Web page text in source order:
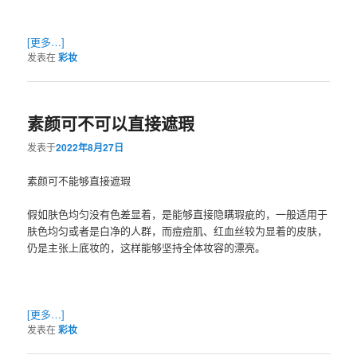
[更多…]
发表在彩妆
素颜可不可以直接遮瑕
发表于2022年8月27日
素颜可不能够直接遮瑕
假如肤色均匀没有色差显着，是能够直接隐瞒瑕疵的，一般适用于
肤色均匀或者是白净的人群，而痘痘肌、红血丝较为显着的皮肤，
仍是主张上底妆的，这样能够坚持全体妆容的漂亮。
[更多…]
发表在彩妆